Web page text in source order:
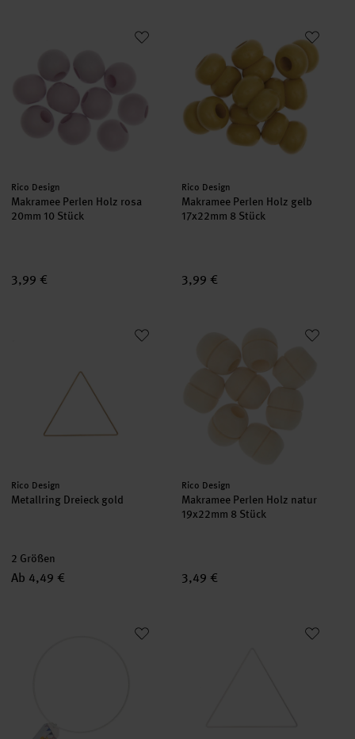
Makramee Perlen Holz rosa 20mm 10 Stück
Hersteller:
Rico Design
Makramee Perlen Holz rosa
20mm 10 Stück
3,99 €
Makramee Perlen Holz gelb
Hersteller:
Rico Design
Makramee Perlen Holz gelb
17x22mm 8 Stück
3,99 €
Hersteller:
Rico Design
Metallring Dreieck gold
2 Größen
Ab 4,49 €
Makramee Perlen Holz natur
Hersteller:
Rico Design
Makramee Perlen Holz natur
19x22mm 8 Stück
3,49 €
Metallring Offwhite glänzend Metallring Dreieck weiß